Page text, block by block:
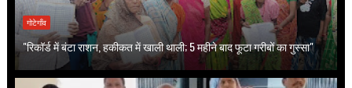
गोटेगाँव
"रिकॉर्ड में बंटा राशन, हकीकत में खाली थाली; 5 महीने बाद फूटा गरीबों का गुस्सा"